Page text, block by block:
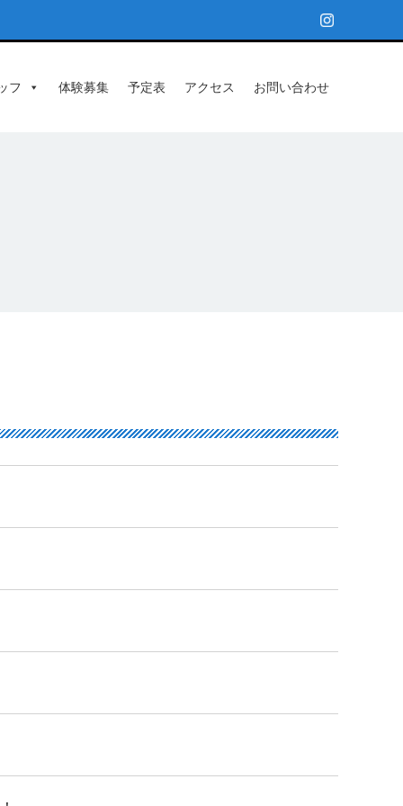
フ 体験募集 予定表 アクセス お問い合わせ